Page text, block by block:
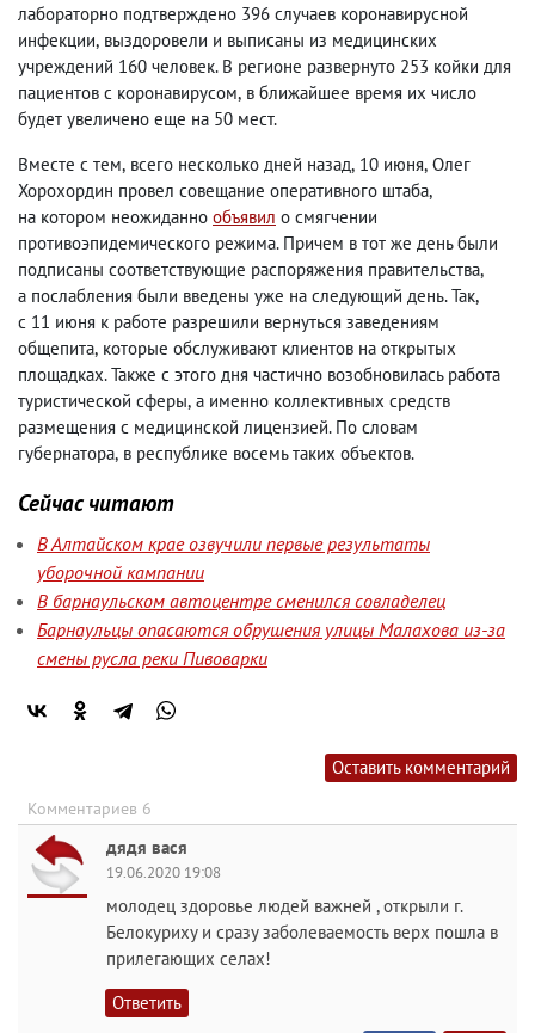
лабораторно подтверждено 396 случаев коронавирусной
инфекции, выздоровели и выписаны из медицинских
учреждений 160 человек. В регионе развернуто 253 койки для
пациентов с коронавирусом, в ближайшее время их число
будет увеличено еще на 50 мест.
Вместе с тем, всего несколько дней назад, 10 июня, Олег
Хорохордин провел совещание оперативного штаба,
на котором неожиданно объявил о смягчении
противоэпидемического режима. Причем в тот же день были
подписаны соответствующие распоряжения правительства,
а послабления были введены уже на следующий день. Так,
с 11 июня к работе разрешили вернуться заведениям
общепита, которые обслуживают клиентов на открытых
площадках. Также с этого дня частично возобновилась работа
туристической сферы, а именно коллективных средств
размещения с медицинской лицензией. По словам
губернатора, в республике восемь таких объектов.
Сейчас читают
В Алтайском крае озвучили первые результаты
уборочной кампании
В барнаульском автоцентре сменился совладелец
Барнаульцы опасаются обрушения улицы Малахова из-за
смены русла реки Пивоварки
Оставить комментарий
Комментариев 6
дядя вася
19.06.2020 19:08
молодец здоровье людей важней , открыли г.
Белокуриху и сразу заболеваемость верх пошла в
прилегающих селах!
Ответить